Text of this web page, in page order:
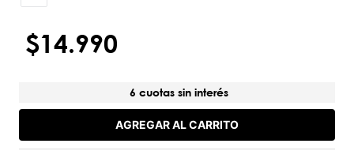
$14.990
6 cuotas sin interés
AGREGAR AL CARRITO